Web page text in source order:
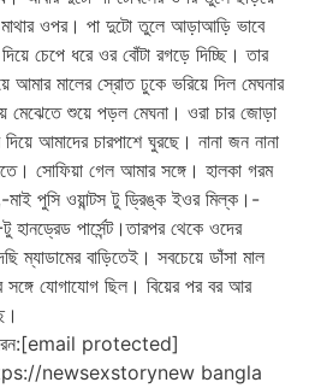
ওপর। পা দুটো তুলে আড়াআড়ি ভাবে
চেপে ধরে ওর বোঁটা রগড়ে দিচ্ছি। তার
মালের স্রোত ঢুকে ভরিয়ে দিল মেঘনার
মেঝেতে শুয়ে পড়ল মেঘনা। ওরা চার জোড়া
আমাদের চারপাশে ঘুরছে। নানা জন নানা
সোফিয়া গেল আমার সঙ্গে। হালকা গরম
পুসি ওয়ান্টস টু ড্রিঙ্ক ইওর মিল্ক।-
হানড্রেড পার্সেন্ট।তারপর থেকে ওদের
ম্যাডামের বাড়িতেই। সবচেয়ে ডাঁসা মাল
যোগাযোগ ছিল। বিয়ের পর বর আর
protected]
newsexstorynew bangla